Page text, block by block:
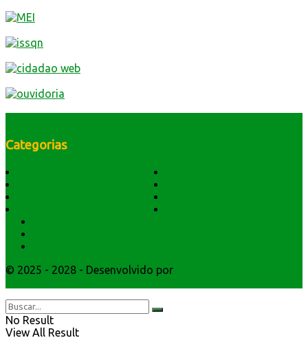
Categorias
© 2025 - 2028 - Desenvolvido por
No Result
View All Result